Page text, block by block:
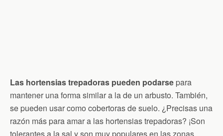
Las hortensias trepadoras pueden podarse para
mantener una forma similar a la de un arbusto. También,
se pueden usar como cobertoras de suelo. ¿Precisas una
razón más para amar a las hortensias trepadoras? ¡Son
tolerantes a la sal y son muy populares en las zonas